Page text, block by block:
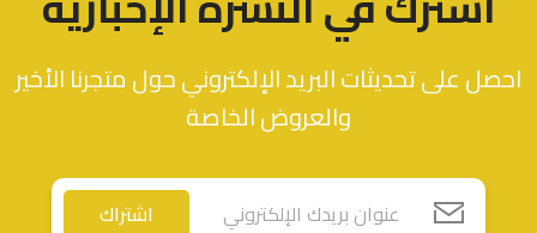
احصل على تحديثات البريد الإلكتروني حول متجرنا الأخير
والعروض الخاصة
اشتراك